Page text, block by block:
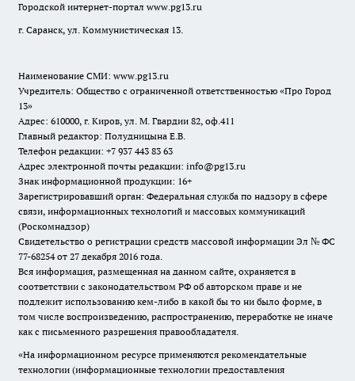
Городской интернет-портал www.pg13.ru
г. Саранск, ул. Коммунистическая 13.
Наименование СМИ: www.pg13.ru
Учредитель: Общество с ограниченной ответственностью «Про Город
13»
Адрес: 610000, г. Киров, ул. М. Гвардии 82, оф.411
Главный редактор: Полудницына Е.В.
Телефон редакции: +7 937 443 83 63
Адрес электронной почты редакции: info@pg13.ru
Знак информационной продукции: 16+
Зарегистрировавший орган: Федеральная служба по надзору в сфере
связи, информационных технологий и массовых коммуникаций
(Роскомнадзор)
Свидетельство о регистрации средств массовой информации Эл № ФС
77-68254 от 27 декабря 2016 года.
Вся информация, размещенная на данном сайте, охраняется в
соответствии с законодательством РФ об авторском праве и не
подлежит использованию кем-либо в какой бы то ни было форме, в
том числе воспроизведению, распространению, переработке не иначе
как с письменного разрешения правообладателя.
«На информационном ресурсе применяются рекомендательные
технологии (информационные технологии предоставления